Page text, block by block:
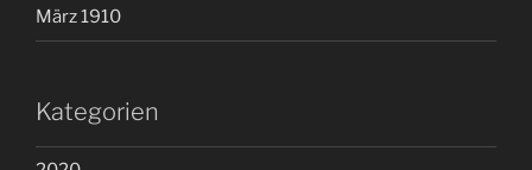
März 1910
Kategorien